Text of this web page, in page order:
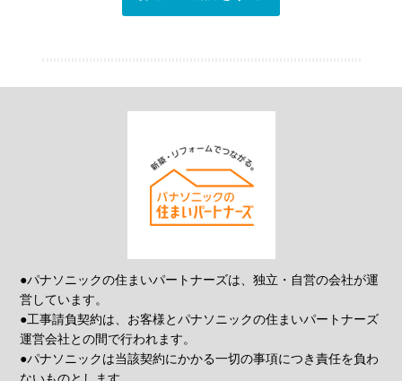
●パナソニックの住まいパートナーズは、独立・自営の会社が運
営しています。
●工事請負契約は、お客様とパナソニックの住まいパートナーズ
運営会社との間で行われます。
●パナソニックは当該契約にかかる一切の事項につき責任を負わ